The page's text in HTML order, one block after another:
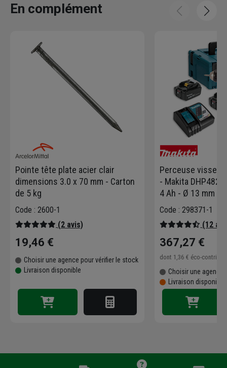
En complément
Pointe tête plate acier clair
dimensions 3.0 x 70 mm - Carton
de 5 kg
Code : 2600-1
(2 avis)
19,46 €
Choisir une agence pour vérifier le stock
Livraison disponible
Perceuse
- Makita
4 Ah - Ø 13 mm -
chargeur
Code : 298371-1
(12
367,27 €
dont 1,36 € éco-
Choisir une agence
Livraison